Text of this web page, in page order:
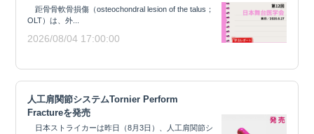
距骨骨軟骨損傷（osteochondral lesion of the talus；
OLT）は、外...
2026/08/04 17:00:00
人工肩関節システムTornier Perform
Fractureを発売
日本ストライカーは昨日（8月3日）、人工肩関節シ